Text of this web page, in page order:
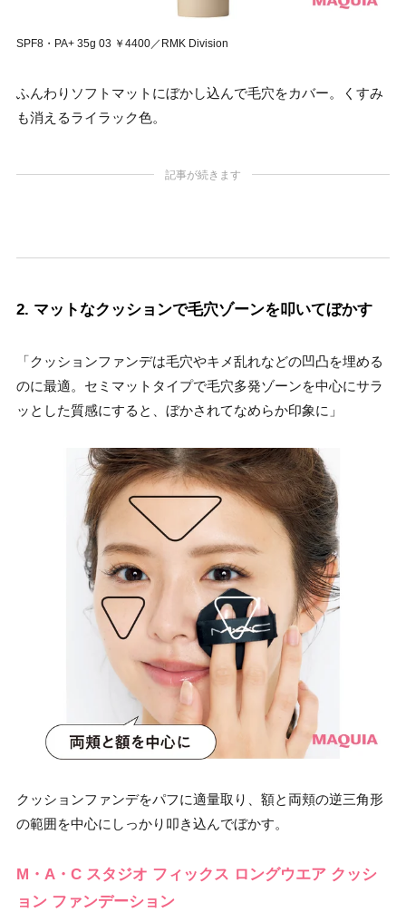
SPF8・PA+ 35g 03 ￥4400／RMK Division
ふんわりソフトマットにぼかし込んで毛穴をカバー。くすみ
も消えるライラック色。
記事が続きます
2. マットなクッションで毛穴ゾーンを叩いてぼかす
「クッションファンデは毛穴やキメ乱れなどの凹凸を埋める
のに最適。セミマットタイプで毛穴多発ゾーンを中心にサラ
ッとした質感にすると、ぼかされてなめらか印象に」
クッションファンデをパフに適量取り、額と両頬の逆三角形
の範囲を中心にしっかり叩き込んでぼかす。
M・A・C スタジオ フィックス ロングウエア クッシ
ョン ファンデーション